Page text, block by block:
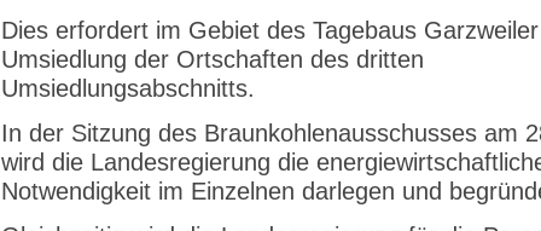
Dies erfordert im Gebiet des Tagebaus
Umsiedlung der Ortschaften des dritten
Umsiedlungsabschnitts.
In der Sitzung des Braunkohlenausschusses am
wird die Landesregierung die
Notwendigkeit im Einzelnen darlegen und